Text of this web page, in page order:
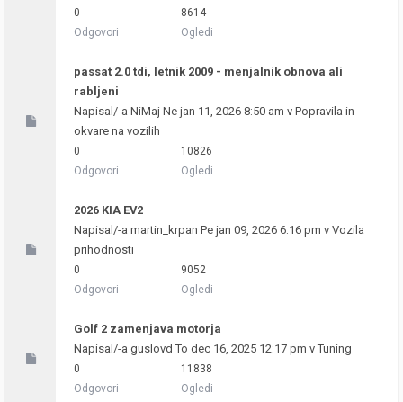
0
Odgovori
8614
Ogledi
passat 2.0 tdi, letnik 2009 - menjalnik obnova ali
rabljeni
Napisal/-a NiMaj Ne jan 11, 2026 8:50 am v Popravila in
okvare na vozilih
0
Odgovori
10826
Ogledi
2026 KIA EV2
Napisal/-a martin_krpan Pe jan 09, 2026 6:16 pm v Vozila
prihodnosti
0
Odgovori
9052
Ogledi
Golf 2 zamenjava motorja
Napisal/-a guslovd To dec 16, 2025 12:17 pm vTuning
0
Odgovori
11838
Ogledi